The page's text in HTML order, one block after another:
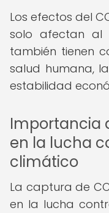
Los efectos del
solo afectan al
también tienen
salud humana,
estabilidad
Importancia
en la lucha
climático
La captura de
en la lucha